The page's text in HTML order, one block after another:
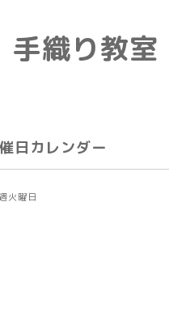
手織り教室
日カレンダー
火曜日